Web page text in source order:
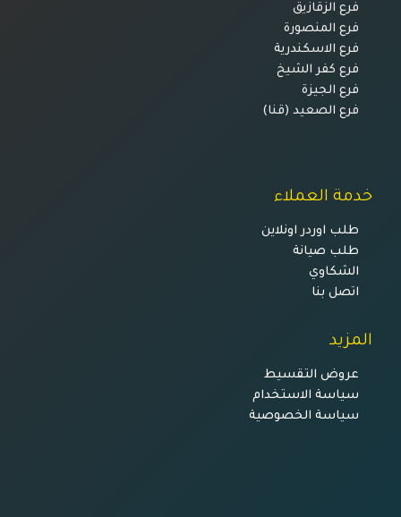
فرع الزقازيق
فرع المنصورة
فرع الاسكندرية
فرع كفر الشيخ
فرع الجيزة
فرع الصعيد (قنا)
خدمة العملاء
طلب اوردر اونلاين
طلب صيانة
الشكاوي
اتصل بنا
المزيد
عروض التقسيط
سياسة الاستخدام
سياسة الخصوصية